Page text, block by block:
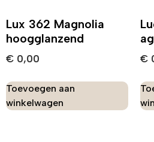
Lux 362 Magnolia
hoogglanzend
€ 0,00
Toevoegen aan
winkelwagen
€